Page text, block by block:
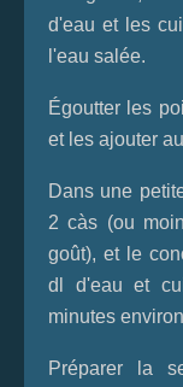
d'eau et les
l'eau salée.
Égoutter les
et les ajouter
Dans une
2 càs (ou
goût), et le
dl d'eau et
minutes
Préparer la